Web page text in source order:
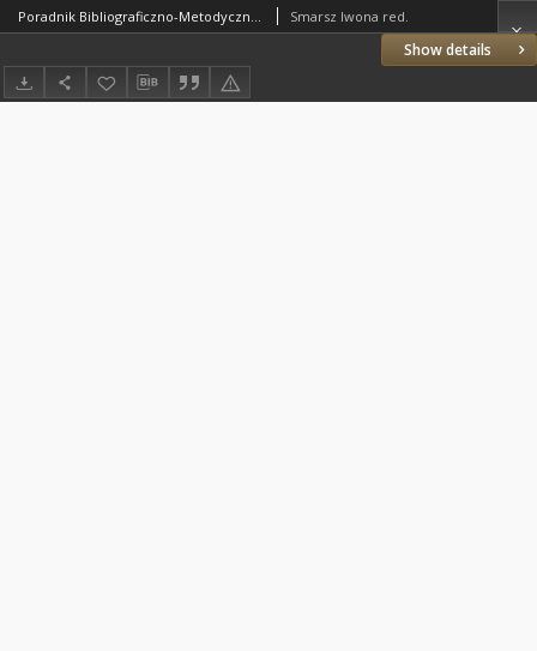
Show details
Poradnik Bibliograficzno-Metodyczny : 2000 z.4 Smarsz Iwona red.